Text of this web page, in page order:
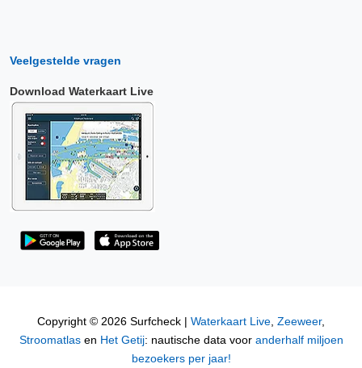
Veelgestelde vragen
Download Waterkaart Live
Copyright © 2026 Surfcheck | Waterkaart Live, Zeeweer,
Stroomatlasen Het Getij: nautische data voor anderhalf miljoen
bezoekers per jaar!